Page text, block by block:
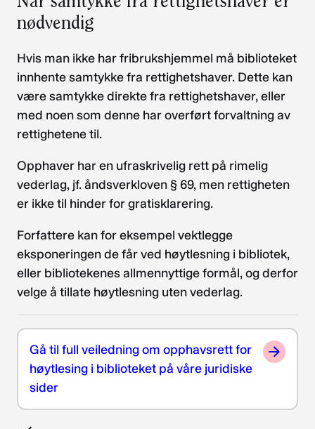
nødvendig
Hvis man ikke har fribrukshjemmel må biblioteket
innhente samtykke fra rettighetshaver. Dette kan
være samtykke direkte fra rettighetshaver, eller
med noen som denne har overført forvaltning av
rettighetene til.
Opphaver har en ufraskrivelig rett på rimelig
vederlag, jf. åndsverkloven § 69, men rettigheten
er ikke til hinder for gratisklarering.
Forfattere kan for eksempel vektlegge
eksponeringen de får ved høytlesning i bibliotek,
eller bibliotekenes allmennyttige formål, og derfor
velge å tillate høytlesning uten vederlag.
Gå til full veiledning om opphavsrett for
høytlesing i biblioteket på våre juridiske
sider